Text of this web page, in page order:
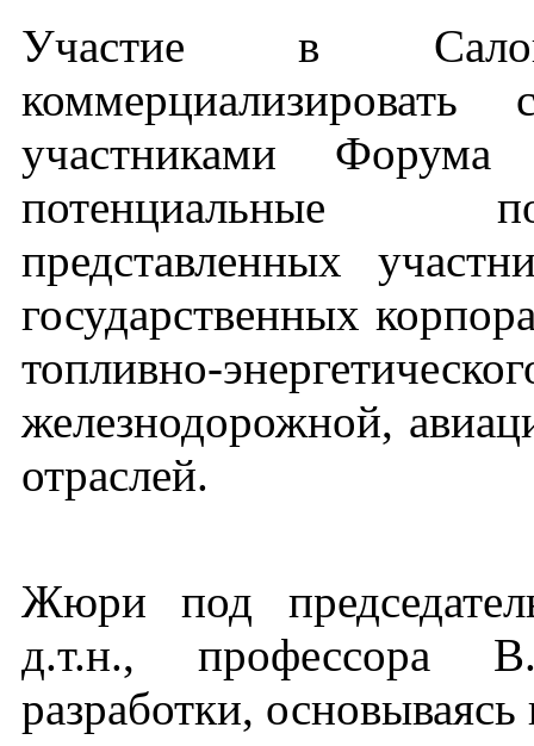
Участие в
участниками
потенциальные
представленных
государственных
топливно-
железнодорожной,
отраслей.
Жюри под
д.т.н., профессора
разработки,